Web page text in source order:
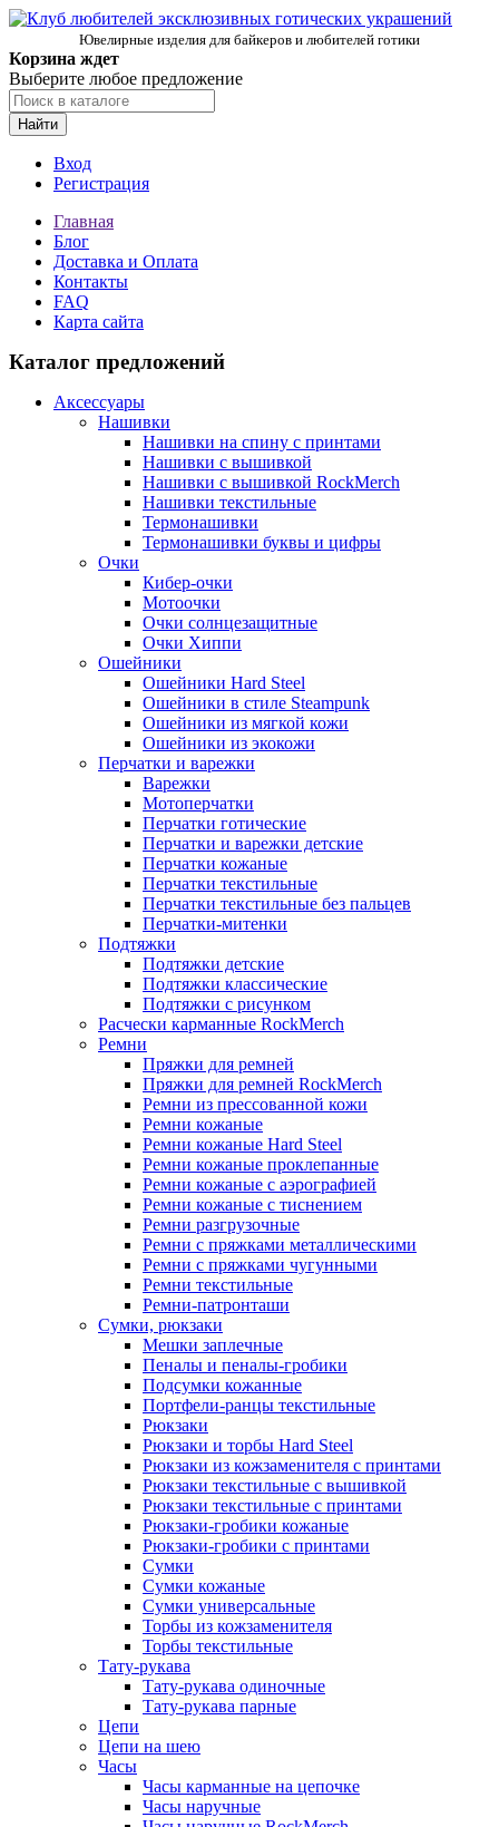
Ювелирные изделия для байкеров и любителей готики
Корзина ждет
Выберите любое предложение
Найти
Вход
Регистрация
Главная
Блог
Доставка и Оплата
Контакты
FAQ
Карта сайта
Каталог предложений
Аксессуары
Нашивки
Нашивки на спину с принтами
Нашивки с вышивкой
Нашивки с вышивкой RockMerch
Нашивки текстильные
Термонашивки
Термонашивки буквы и цифры
Очки
Кибер-очки
Мотоочки
Очки солнцезащитные
Очки Хиппи
Ошейники
Ошейники Hard Steel
Ошейники в стиле Steampunk
Ошейники из мягкой кожи
Ошейники из экокожи
Перчатки и варежки
Варежки
Мотоперчатки
Перчатки готические
Перчатки и варежки детские
Перчатки кожаные
Перчатки текстильные
Перчатки текстильные без пальцев
Перчатки-митенки
Подтяжки
Подтяжки детские
Подтяжки классические
Подтяжки с рисунком
Расчески карманные RockMerch
Ремни
Пряжки для ремней
Пряжки для ремней RockMerch
Ремни из прессованной кожи
Ремни кожаные
Ремни кожаные Hard Steel
Ремни кожаные проклепанные
Ремни кожаные с аэрографией
Ремни кожаные с тиснением
Ремни разгрузочные
Ремни с пряжками металлическими
Ремни с пряжками чугунными
Ремни текстильные
Ремни-патронташи
Сумки, рюкзаки
Мешки заплечные
Пеналы и пеналы-гробики
Подсумки кожанные
Портфели-ранцы текстильные
Рюкзаки
Рюкзаки и торбы Hard Steel
Рюкзаки из кожзаменителя с принтами
Рюкзаки текстильные с вышивкой
Рюкзаки текстильные с принтами
Рюкзаки-гробики кожаные
Рюкзаки-гробики с принтами
Сумки
Сумки кожаные
Сумки универсальные
Торбы из кожзаменителя
Торбы текстильные
Тату-рукава
Тату-рукава одиночные
Тату-рукава парные
Цепи
Цепи на шею
Часы
Часы карманные на цепочке
Часы наручные